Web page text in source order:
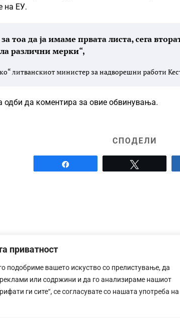
приватност
подобриме вашето искуство со прелистување, да
или содржини и да го анализираме нашиот
ги сите“, се согласувате со нашата употреба на
на ЕУ.
тоа да ја имаме првата листа, сега
различни мерки“,
литванскиот министер за надворешни работи
одби да коментира за овие обвинувања.
СПОДЕЛИ